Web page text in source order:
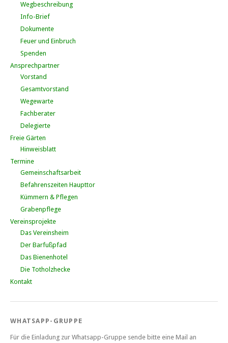
Wegbeschreibung
Info-Brief
Dokumente
Feuer und Einbruch
Spenden
Ansprechpartner
Vorstand
Gesamtvorstand
Wegewarte
Fachberater
Delegierte
Freie Gärten
Hinweisblatt
Termine
Gemeinschaftsarbeit
Befahrenszeiten Haupttor
Kümmern & Pflegen
Grabenpflege
Vereinsprojekte
Das Vereinsheim
Der Barfußpfad
Das Bienenhotel
Die Totholzhecke
Kontakt
WHATSAPP-GRUPPE
Für die Einladung zur Whatsapp-Gruppe sende bitte eine Mail an